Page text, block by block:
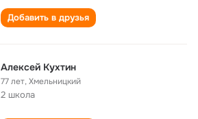
Добавить в друзья
Алексей Кухтин
77 лет,Хмельницкий
2 школа